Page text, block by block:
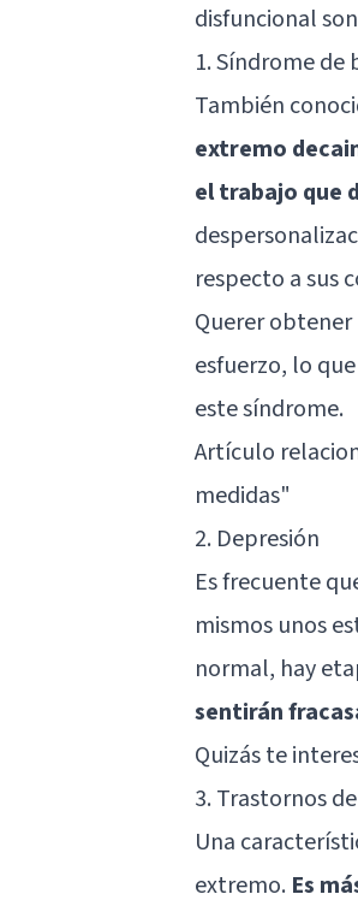
disfuncional
1. Síndrome
También
extremo
el trabajo que
respecto a sus
Querer
esfuerzo, lo
este síndrome.
Artículo
medidas"
2. Depresión
Es frecuente
mismos unos
normal, hay
sentirán
Quizás te
3. Trastornos
Una
extremo. Es